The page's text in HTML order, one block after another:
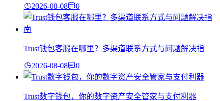
2026-08-08 0
Trust钱包客服在哪里？多渠道联系方式与问题解决指
2026-08-08 0
Trust数字钱包，你的数字资产安全管家与支付利器